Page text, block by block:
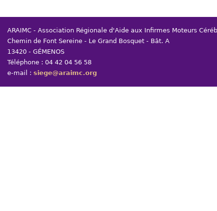
ARAIMC - Association Régionale d'Aide aux Infirmes Moteurs
Chemin de Font Sereine - Le Grand Bosquet - Bât. A
13420 - GÉMENOS
Téléphone : 04 42 04 56 58
e-mail : siege@araimc.org